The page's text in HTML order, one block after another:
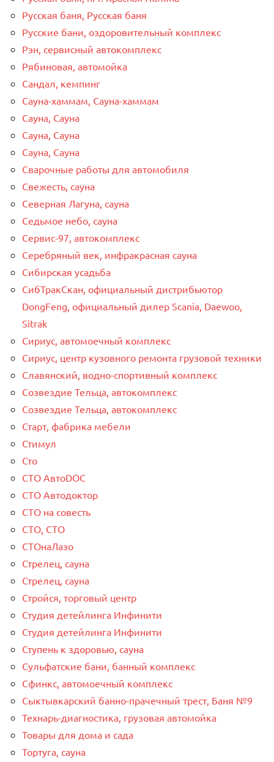
Русская баня, Русская баня
Русские бани, оздоровительный комплекс
Рэн, сервисный автокомплекс
Рябиновая, автомойка
Сандал, кемпинг
Сауна-хаммам, Сауна-хаммам
Сауна, Сауна
Сауна, Сауна
Сауна, Сауна
Сварочные работы для автомобиля
Свежесть, сауна
Северная Лагуна, сауна
Седьмое небо, сауна
Сервис-97, автокомплекс
Серебряный век, инфракрасная сауна
Сибирская усадьба
СибТракСкан, официальный дистрибьютор
DongFeng, официальный дилер Scania, Daewoo,
Sitrak
Сириус, автомоечный комплекс
Сириус, центр кузовного ремонта грузовой техники
Славянский, водно-спортивный комплекс
Созвездие Тельца, автокомплекс
Созвездие Тельца, автокомплекс
Старт, фабрика мебели
Стимул
Сто
СТО АвтоDOC
СТО Автодоктор
СТО на совесть
СТО, СТО
СТОнаЛазо
Стрелец, сауна
Стрелец, сауна
Стройся, торговый центр
Студия детейлинга Инфинити
Студия детейлинга Инфинити
Ступень к здоровью, сауна
Сульфатские бани, банный комплекс
Сфинкс, автомоечный комплекс
Сыктывкарский банно-прачечный трест, Баня №9
Технарь-диагностика, грузовая автомойка
Товары для дома и сада
Тортуга, сауна